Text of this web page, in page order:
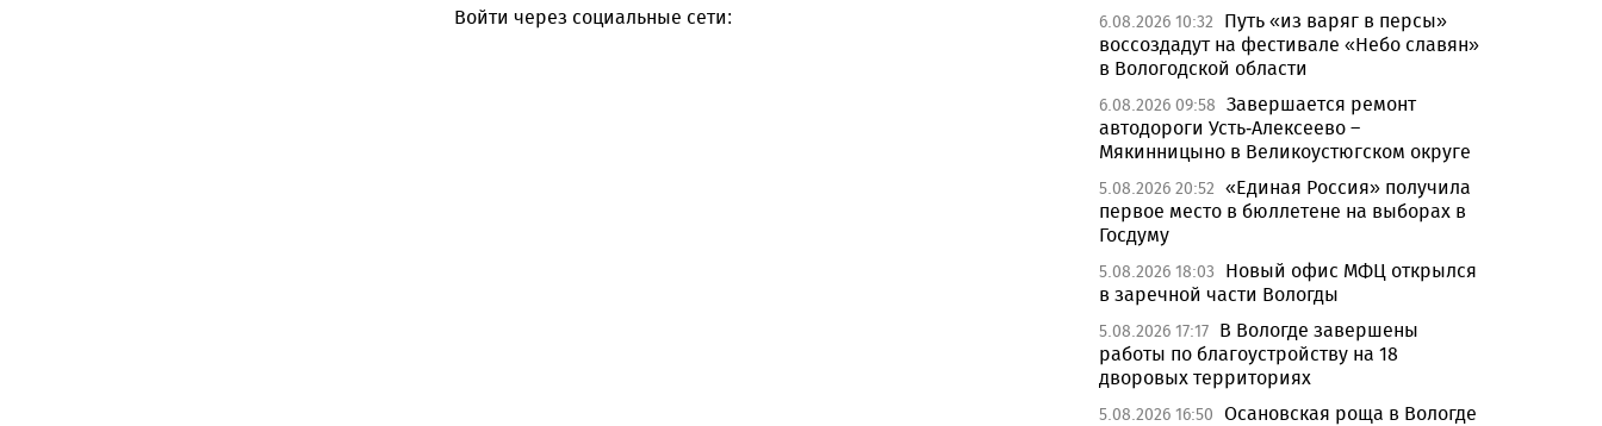
Войти через социальные сети: 6.08.2026 10:32
Путь «из варяг в персы»
воссоздадут на фестивале «Небо славян»
в Вологодской области
6.08.2026 09:58 Завершается ремонт
автодороги Усть-Алексеево –
Мякинницыно в Великоустюгском округе
5.08.2026 20:52 «Единая Россия» получила
первое место в бюллетене на выборах в
Госдуму
5.08.2026 18:03
Новый офис МФЦ открылся
в заречной части Вологды
5.08.2026 17:17 В Вологде завершены
работы по благоустройству на 18
дворовых территориях
5.08.2026 16:50 Осановская роща в Вологде